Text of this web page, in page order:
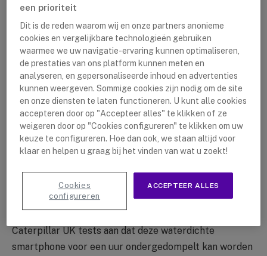
warmtebeeldcamera. Deze innovatieve
functie dient als hulpmiddel voor de zware
industrie, extreme sporters, electriciëns,
etc.
Robuust & Waterdicht
Een van de indrukwekkendste functies van deze
telefoon is zonder twijfel zijn robuustheid, met een IP-
score vanIP68 . Wat nog indrukwekkender is, is het
Toestellen met een IP68-waardering kunnen
ondergedompeld worden in water (tot 1,5 meter) voor
Caterpillar UK tests aan dat deze waterdichte
smartphone voor een uur ondergedompelt kan worden
een prioriteit
Dit is de reden waarom wij en onze partners anonieme
cookies en vergelijkbare technologieën gebruiken
waarmee we uw navigatie-ervaring kunnen optimaliseren,
de prestaties van ons platform kunnen meten en
analyseren, en gepersonaliseerde inhoud en advertenties
kunnen weergeven. Sommige cookies zijn nodig om de site
en onze diensten te laten functioneren. U kunt alle cookies
accepteren door op "Accepteer alles" te klikken of ze
weigeren door op "Cookies configureren" te klikken om uw
keuze te configureren. Hoe dan ook, we staan altijd voor
klaar en helpen u graag bij het vinden van wat u zoekt!
ACCEPTEER ALLES
Cookies
configureren